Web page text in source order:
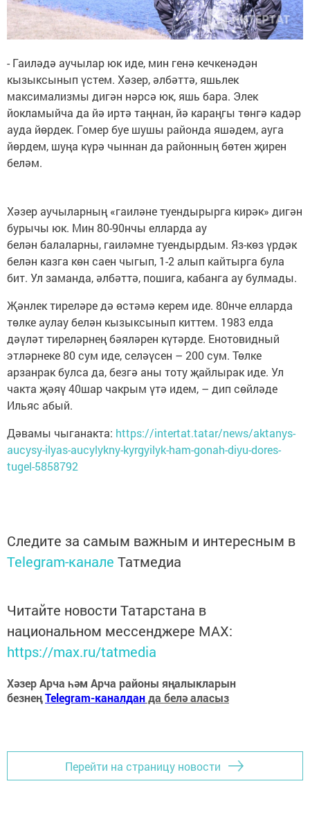
- Гаиләдә аучылар юк иде, мин генә кечкенәдән
кызыксынып үстем. Хәзер, әлбәттә, яшьлек
максимализмы дигән нәрсә юк, яшь бара. Элек
йокламыйча да йә иртә таңнан, йә караңгы төнгә кадәр
ауда йөрдек. Гомер буе шушы районда яшәдем, ауга
йөрдем, шуңа күрә чыннан да районның бөтен җирен
беләм.
Хәзер аучыларның «гаиләне туендырырга кирәк» дигән
бурычы юк. Мин 80-90нчы елларда ау
белән балаларны, гаиләмне туендырдым. Яз-көз үрдәк
белән казга көн саен чыгып, 1-2 алып кайтырга була
бит. Ул заманда, әлбәттә, пошига, кабанга ау булмады.
Җәнлек тиреләре дә өстәмә керем иде. 80нче елларда
төлке аулау белән кызыксынып киттем. 1983 елда
дәүләт тиреләрнең бәяләрен күтәрде. Енотовидный
этләрнеке 80 сум иде, селәүсен – 200 сум. Төлке
арзанрак булса да, безгә аны тоту җайлырак иде. Ул
чакта җәяү 40шар чакрым үтә идем, – дип сөйләде
Ильяс абый.
Дәвамы чыганакта: https://intertat.tatar/news/aktanys-
aucysy-ilyas-aucylykny-kyrgyilyk-ham-gonah-diyu-dores-
tugel-5858792
Следите за самым важным и интересным в
Telegram-канале Татмедиа
Читайте новости Татарстана в
национальном мессенджере MАХ:
https://max.ru/tatmedia
Хәзер Арча һәм Арча районы яңалыкларын
безнеңTelegram-каналданда белә аласыз
Перейти на страницу новости